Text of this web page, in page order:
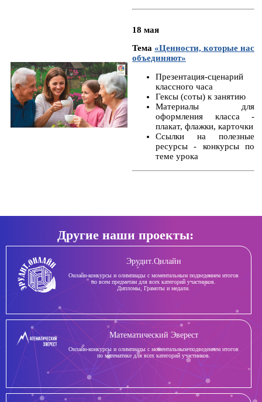
18 мая
Тема «Ценности, которые нас
объединяют»
Презентация-сценарий
классного часа
Гексы (соты) к занятию
Материалы для
оформления класса -
плакат, флажки, карточки
Ссылки на полезные
ресурсы - конкурсы по
теме урока
Другие наши проекты:
Эрудит.Онлайн
Онлайн-конкурсы и олимпиады с моментальным подведением итогов
по всем предметам для всех категорий участников.
Дипломы, Грамоты и медали.
Математический Эверест
Онлайн-конкурсы и олимпиады с моментальным подведением итогов
по математике для всех категорий участников.